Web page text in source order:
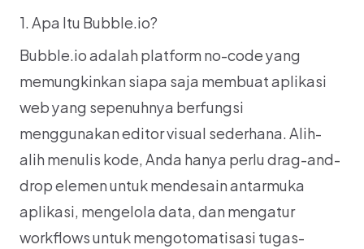
1. Apa Itu Bubble.io?
Bubble.io adalah platform no-code yang
memungkinkan siapa saja membuat aplikasi
web yang sepenuhnya berfungsi
menggunakan editor visual sederhana. Alih-
alih menulis kode, Anda hanya perlu drag-and-
drop elemen untuk mendesain antarmuka
aplikasi, mengelola data, dan mengatur
workflows untuk mengotomatisasi tugas-